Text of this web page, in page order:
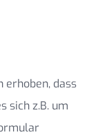
erhoben, dass
sich z.B. um